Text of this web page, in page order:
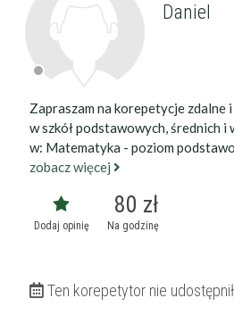
Daniel
Zapraszam na korepetycje zdalne
w szkół podstawowych, średnich i
w: Matematyka - poziom
zobacz więcej
Dodaj opinię
80 zł
Na godzinę
Ten korepetytor nie